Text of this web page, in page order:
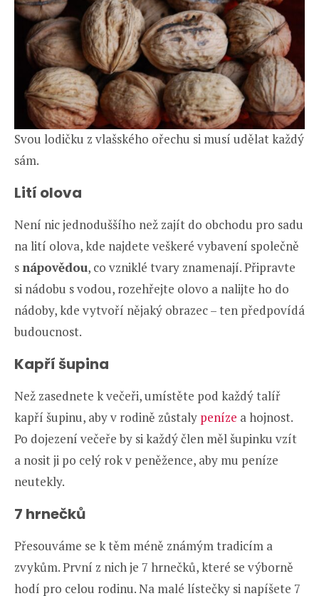
Svou lodičku z vlašského ořechu si musí udělat každý
sám.
Lití olova
Není nic jednoduššího než zajít do obchodu pro sadu
na lití olova, kde najdete veškeré vybavení společně
s nápovědou, co vzniklé tvary znamenají. Připravte
si nádobu s vodou, rozehřejte olovo a nalijte ho do
nádoby, kde vytvoří nějaký obrazec – ten předpovídá
budoucnost.
Kapří šupina
Než zasednete k večeři, umístěte pod každý talíř
kapří šupinu, aby v rodině zůstaly peníze a hojnost.
Po dojezení večeře by si každý člen měl šupinku vzít
a nosit ji po celý rok v peněžence, aby mu peníze
neutekly.
7 hrnečků
Přesouváme se k těm méně známým tradicím a
zvykům. První z nich je 7 hrnečků, které se výborně
hodí pro celou rodinu. Na malé lístečky si napíšete 7